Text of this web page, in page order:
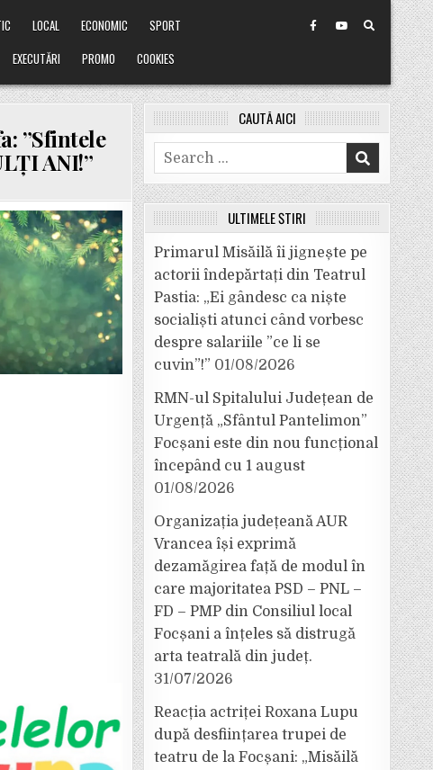
LOCAL ECONOMIC
SPORT
EXECUTĂRI PROMO COOKIES
”Sfintele
ANI!”
CAUTĂ AICI
Search
for:
ULTIMELE ȘTIRI
Primarul Misăilă îi jignește pe
actorii îndepărtați din Teatrul
Pastia: „Ei gândesc ca niște
socialiști atunci când vorbesc
despre salariile ”ce li se
cuvin”!” 01/08/2026
RMN-ul Spitalului Județean de
Urgență „Sfântul Pantelimon”
Focșani este din nou funcțional
începând cu 1 august
01/08/2026
Organizația județeană AUR
Vrancea își exprimă
dezamăgirea față de modul în
care majoritatea PSD – PNL –
FD – PMP din Consiliul local
Focșani a înțeles să distrugă
arta teatrală din județ.
31/07/2026
Reacția actriței Roxana Lupu
după desființarea trupei de
teatru de la Focșani: „Misăilă